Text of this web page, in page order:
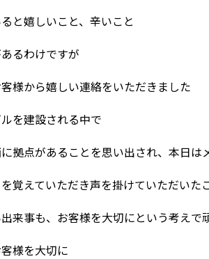
と嬉しいこと、辛いこと
るわけですが
様から嬉しい連絡をいただきました
を建設される中で
拠点があることを思い出され、本日
覚えていただき声を掛けていただいた
来事も、お客様を大切にという考えで
様を大切に